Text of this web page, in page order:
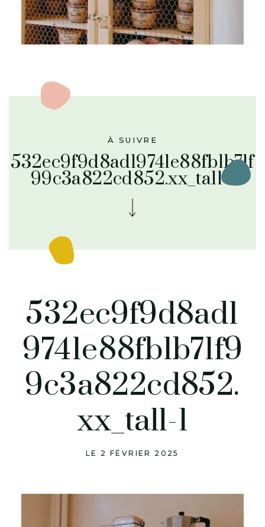
À SUIVRE
532ec9f9d8ad19741e88fb1b71f
99c3a822cd852.xx_tall-1
532ec9f9d8ad1
9741e88fb1b71f9
9c3a822cd852.
xx_tall-1
LE 2 FÉVRIER 2025